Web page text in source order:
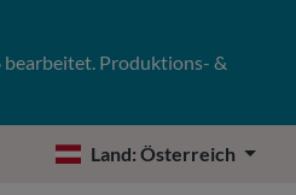
bearbeitet. Produktions- &
Land:Österreich